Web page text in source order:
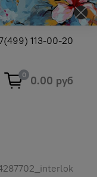
113-00-20
0 0.00 руб